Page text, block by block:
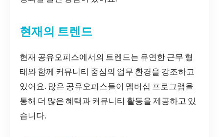
현재의 트렌드
현재 공유오피스에서의 트렌드는 유연한 근무 형
태와 함께 커뮤니티 중심의 업무 환경을 강조하고
있어요. 많은 공유오피스들이 멤버십 프로그램을
통해 더 많은 혜택과 커뮤니티 활동을 제공하고 있
습니다.